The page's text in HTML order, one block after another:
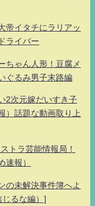
帝イタチにラリアッ
ライバー
ちゃん人形！豆腐メ
ぐるみ男子末路編
2次元嫁だいすき子
）話題な動画取り上
トラ芸能情報局！
速報）
の未解決事件簿へよ
じるな編）]